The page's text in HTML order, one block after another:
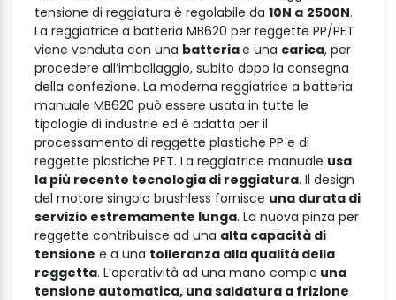
tensione di reggiatura è regolabile da 10N a 2500N.
La reggiatrice a batteria MB620 per reggette PP/PET
viene venduta con una batteriae una carica, per
procedere all’imballaggio, subito dopo la consegna
della confezione. La moderna reggiatrice a batteria
manuale MB620 può essere usata in tutte le
tipologie di industrie ed è adatta per il
processamento di reggette plastiche PP e di
reggette plastiche PET. La reggiatrice manuale usa
la più recente tecnologia di reggiatura. Il design
del motore singolo brushless fornisce una durata di
servizio estremamente lunga. La nuova pinza per
reggette contribuisce ad una alta capacità di
tensione e a una tolleranza alla qualità della
reggetta. L’operatività ad una mano compie una
tensione automatica, una saldatura a frizione